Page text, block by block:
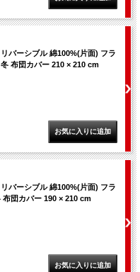
バーシブル 綿100%(片面) フラ
布団カバー 210 × 210 cm
バーシブル 綿100%(片面) フラ
布団カバー 190 × 210 cm